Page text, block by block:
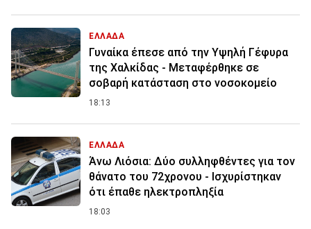
ΕΛΛΑΔΑ
Γυναίκα έπεσε από την Υψηλή Γέφυρα
της Χαλκίδας - Μεταφέρθηκε σε
σοβαρή κατάσταση στο νοσοκομείο
18:13
ΕΛΛΑΔΑ
Άνω Λιόσια: Δύο συλληφθέντες για τον
θάνατο του 72χρονου - Ισχυρίστηκαν
ότι έπαθε ηλεκτροπληξία
18:03